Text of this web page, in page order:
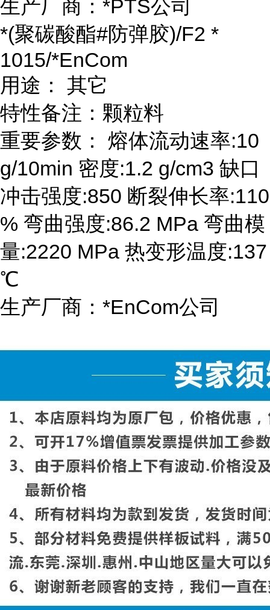
生产厂商：*PTS公司
*(聚碳酸酯#防弹胶)/F2 *
1015/*EnCom
用途： 其它
特性备注：颗粒料
重要参数： 熔体流动速率:10
g/10min 密度:1.2 g/cm3 缺口
冲击强度:850 断裂伸长率:110
% 弯曲强度:86.2 MPa 弯曲模
量:2220 MPa 热变形温度:137
℃
生产厂商：*EnCom公司